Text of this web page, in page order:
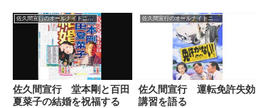
佐久間宣行のオールナイトニッポン0
佐久間宣行 堂本剛と百田
夏菜子の結婚を祝福する
佐久間宣行のオールナイトニッポン0
佐久間宣行 運転免許失効
講習を語る